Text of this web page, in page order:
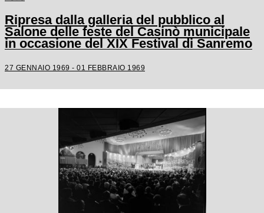
Ripresa dalla galleria del pubblico al
Salone delle feste del Casinò municipale
in occasione del XIX Festival di Sanremo
27 GENNAIO 1969 - 01 FEBBRAIO 1969